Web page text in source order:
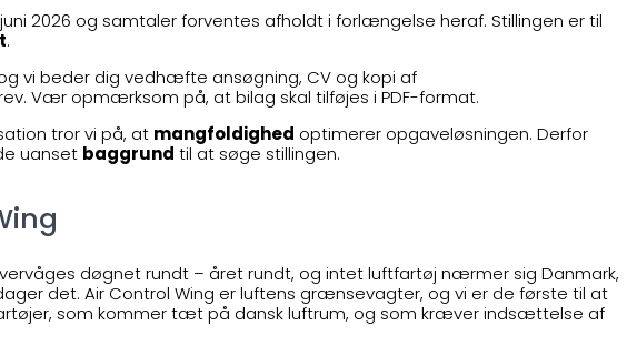
2026 og samtaler forventes afholdt i forlængelse heraf. Stillingen er til
.
vi beder dig vedhæfte ansøgning, CV og kopi af
Vær opmærksom på, at bilag skal tilføjes i PDF-format.
tror vi på, at mangfoldighed optimerer opgaveløsningen. Derfor
uanset baggrund til at søge stillingen.
døgnet rundt – året rundt, og intet luftfartøj nærmer sig Danmark,
det. Air Control Wing er luftens grænsevagter, og vi er de første til at
som kommer tæt på dansk luftrum, og som kræver indsættelse af